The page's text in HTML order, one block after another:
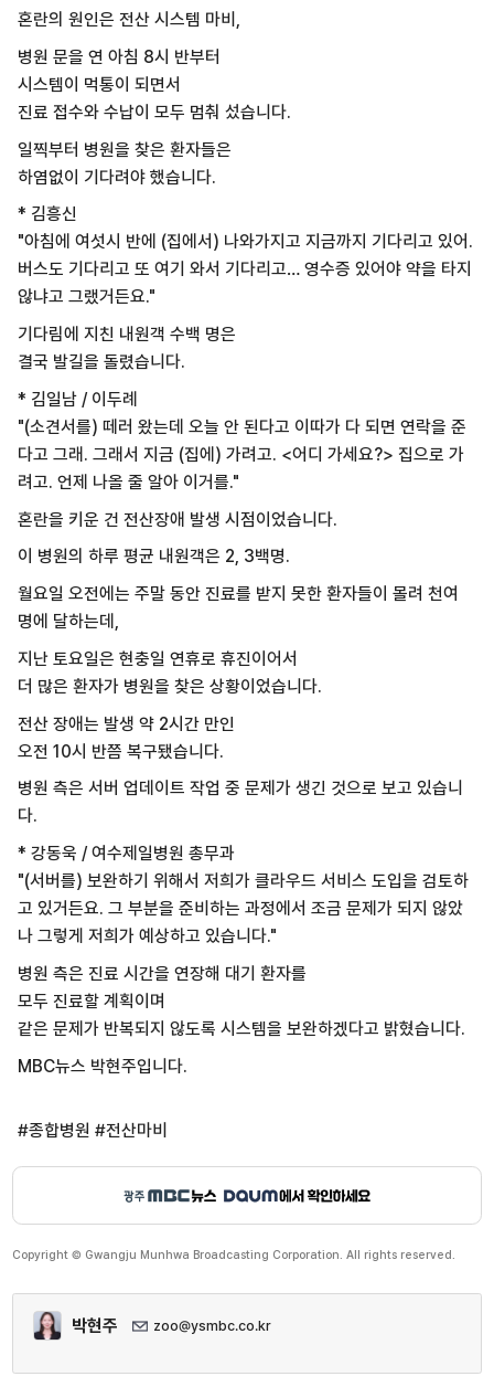
혼란의 원인은 전산 시스템 마비,
병원 문을 연 아침 8시 반부터
시스템이 먹통이 되면서
진료 접수와 수납이 모두 멈춰 섰습니다.
일찍부터 병원을 찾은 환자들은
하염없이 기다려야 했습니다.
* 김흥신
"아침에 여섯시 반에 (집에서) 나와가지고 지금까지 기다리고 있어.
버스도 기다리고 또 여기 와서 기다리고… 영수증 있어야 약을 타지
않냐고 그랬거든요."
기다림에 지친 내원객 수백 명은
결국 발길을 돌렸습니다.
* 김일남 / 이두례
"(소견서를) 떼러 왔는데 오늘 안 된다고 이따가 다 되면 연락을 준
다고 그래. 그래서 지금 (집에) 가려고. <어디 가세요?> 집으로 가
려고. 언제 나올 줄 알아 이거를."
혼란을 키운 건 전산장애 발생 시점이었습니다.
이 병원의 하루 평균 내원객은 2, 3백명.
월요일 오전에는 주말 동안 진료를 받지 못한 환자들이 몰려 천여
명에 달하는데,
지난 토요일은 현충일 연휴로 휴진이어서
더 많은 환자가 병원을 찾은 상황이었습니다.
전산 장애는 발생 약 2시간 만인
오전 10시 반쯤 복구됐습니다.
병원 측은 서버 업데이트 작업 중 문제가 생긴 것으로 보고 있습니
다.
* 강동욱 / 여수제일병원 총무과
"(서버를) 보완하기 위해서 저희가 클라우드 서비스 도입을 검토하
고 있거든요. 그 부분을 준비하는 과정에서 조금 문제가 되지 않았
나 그렇게 저희가 예상하고 있습니다."
병원 측은 진료 시간을 연장해 대기 환자를
모두 진료할 계획이며
같은 문제가 반복되지 않도록 시스템을 보완하겠다고 밝혔습니다.
MBC뉴스 박현주입니다.
#종합병원 #전산마비
Copyright © Gwangju Munhwa Broadcasting Corporation. All rights reserved.
박현주 zoo@ysmbc.co.kr